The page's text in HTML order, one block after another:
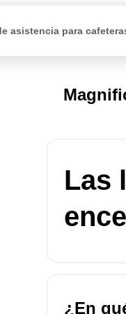
asistencia para
Las
¿En